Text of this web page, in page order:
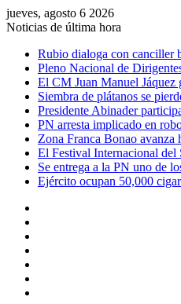
jueves, agosto 6 2026
Noticias de última hora
Rubio dialoga con canciller
Pleno Nacional de
El CM Juan Manuel Jáquez
Siembra de plátanos se
Presidente Abinader
PN arresta implicado en
Zona Franca Bonao avanza
El Festival Internacional del
Se entrega a la PN uno de
Ejército ocupan 50,000